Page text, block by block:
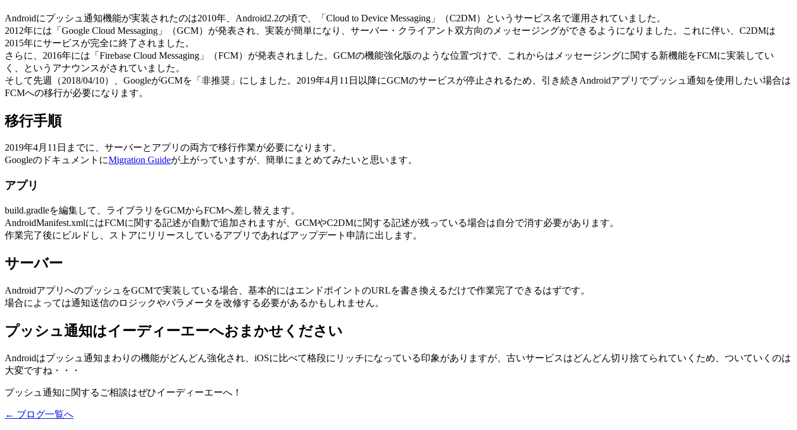
Androidにプッシュ通知機能が実装されたのは2010年、Android2.2の頃で、「Cloud to Device Messaging」（C2DM）というサービス名で運用されていました。
2012年には「Google Cloud Messaging」（GCM）が発表され、実装が簡単になり、サーバー・クライアント双方向のメッセージングができるようになりました。これに伴い、C2DMは
2015年にサービスが完全に終了されました。
さらに、2016年には「Firebase Cloud Messaging」（FCM）が発表されました。GCMの機能強化版のような位置づけで、これからはメッセージングに関する新機能をFCMに実装してい
く、というアナウンスがされていました。
そして先週（2018/04/10）、GoogleがGCMを「非推奨」にしました。2019年4月11日以降にGCMのサービスが停止されるため、引き続きAndroidアプリでプッシュ通知を使用したい場合は
FCMへの移行が必要になります。
移行手順
2019年4月11日までに、サーバーとアプリの両方で移行作業が必要になります。
GoogleのドキュメントにMigration Guideが上がっていますが、簡単にまとめてみたいと思います。
アプリ
build.gradleを編集して、ライブラリをGCMからFCMへ差し替えます。
AndroidManifest.xmlにはFCMに関する記述が自動で追加されますが、GCMやC2DMに関する記述が残っている場合は自分で消す必要があります。
作業完了後にビルドし、ストアにリリースしているアプリであればアップデート申請に出します。
サーバー
AndroidアプリへのプッシュをGCMで実装している場合、基本的にはエンドポイントのURLを書き換えるだけで作業完了できるはずです。
場合によっては通知送信のロジックやパラメータを改修する必要があるかもしれません。
プッシュ通知はイーディーエーへおまかせください
Androidはプッシュ通知まわりの機能がどんどん強化され、iOSに比べて格段にリッチになっている印象がありますが、古いサービスはどんどん切り捨てられていくため、ついていくのは
大変ですね・・・
プッシュ通知に関するご相談はぜひイーディーエーへ！
← ブログ一覧へ